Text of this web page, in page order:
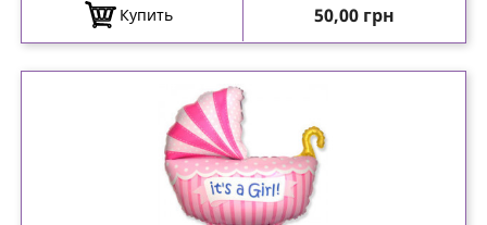
Купить Цена
50,00 грн